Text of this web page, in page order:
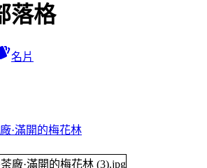
落格
名片
·滿開的梅花林